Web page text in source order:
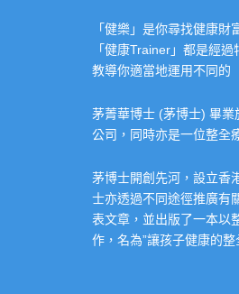
「健樂」是你尋找健康
「健康Trainer」都是經
教導你適當地運用不同的
茅菁華博士 (茅博士) 畢
公司，同時亦是一位整全
茅博士開創先河，設立香
士亦透過不同途徑推廣有
表文章，並出版了一本以
作，名為”讓孩子健康的